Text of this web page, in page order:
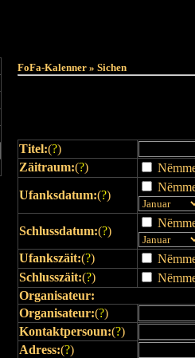
FoFa-Kalenner » Sichen
Titel:(?)
Zäitraum:(?)
Ufanksdatum:(?)
Schlussdatum:(?)
Ufankszäit:(?)
Schlusszäit:(?)
Organisateur:
Organisateur:(?)
Kontaktpersoun:(?)
Adress:(?)